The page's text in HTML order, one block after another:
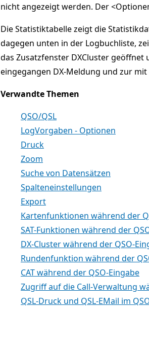
nicht angezeigt werden. Der
Die Statistiktabelle zeigt die
dagegen unten in der Logbuchliste,
das Zusatzfenster DXCluster
eingegangen DX-Meldung und zur
Verwandte Themen
QSO/QSL
LogVorgaben - Optionen
Druck
Zoom
Suche von Datensätzen
Spalteneinstellungen
Export
Kartenfunktionen während der
SAT-Funktionen während der
DX-Cluster während der QSO-
Rundenfunktion während der
CAT während der QSO-Eingabe
Zugriff auf die Call-Verwaltung
QSL-Druck und QSL-EMail im